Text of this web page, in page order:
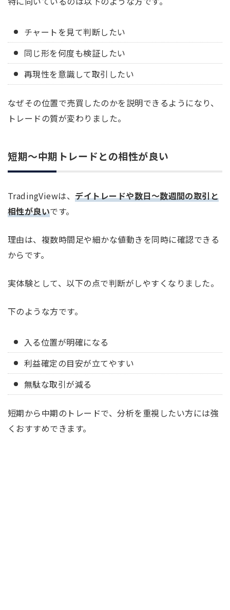
チャートを見て判断したい
同じ形を何度も検証したい
再現性を意識して取引したい
なぜその位置で売買したのかを説明できるようになり、
トレードの質が変わりました。
短期〜中期トレードとの相性が良い
TradingViewは、デイトレードや数日〜数週間の取引と
相性が良いです。
理由は、複数時間足や細かな値動きを同時に確認できる
からです。
実体験として、以下の点で判断がしやすくなりました。
下のような方です。
入る位置が明確になる
利益確定の目安が立てやすい
無駄な取引が減る
短期から中期のトレードで、分析を重視したい方には強
くおすすめできます。